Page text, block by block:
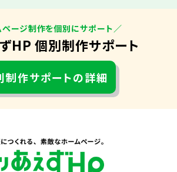
ージ制作を個別にサポート／
HP 個別制作サポート
制作サポートの詳細